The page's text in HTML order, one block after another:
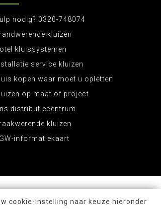
nodig? 0320-748074
kluizen
kluissystemen
service kluizen
kopen waar moet u opletten
op maat of project
distributiecentrum
kluizen
informatiekaart
cookie-instelling naar keuze hieronder